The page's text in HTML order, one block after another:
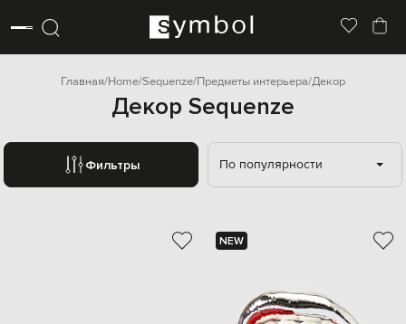
Главная Home Sequenze Предметы интерьера Декор
Декор Sequenze
Фильтры По популярности
NEW